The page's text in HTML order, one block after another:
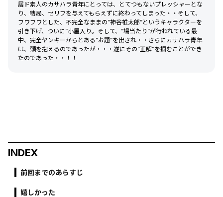
居ド素人のカサハラ青年にとっては、とてつもないプレッシャーとな
り、結局、セリフを与えてもらえずに終わってしまった・・そして、
フワフワとした、不完全なままの”神谷椎太郎”というキャラクターを
引き下げ、ついに”小屋入り。そして、”場当たり”が行われている最
中、完全ヤンキーからとある”お題”を出され・・さらにカサハラ青年
は、頭を抱えるのであったが・・・遂にその”正解”を掴むことができ
たのであった・・！！
INDEX
前回までのあらすじ
嬉しかった